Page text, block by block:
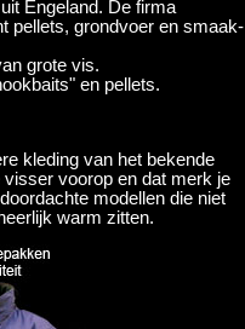
Engeland. De firma
pellets, grondvoer en smaak-
grote vis.
en pellets.
kleding van het bekende
voorop en dat merk je
modellen die niet
warm zitten.